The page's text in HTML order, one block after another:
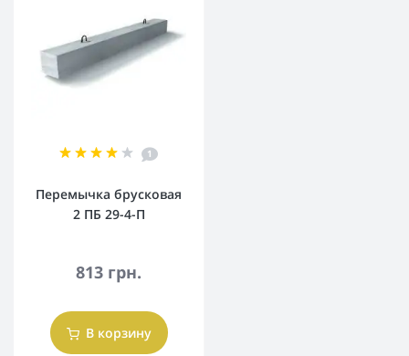
1
Перемычка брусковая
2 ПБ 29-4-П
813 грн.
В корзину